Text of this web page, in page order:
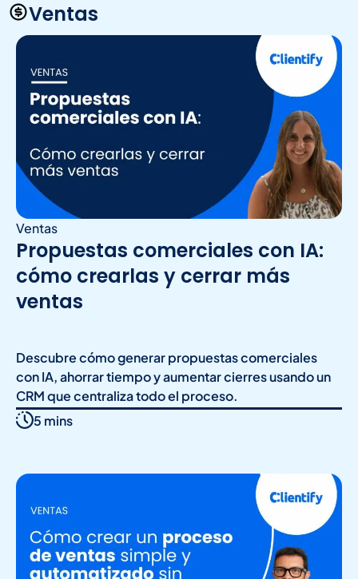
Ventas
Ventas
Propuestas comerciales con IA:
cómo crearlas y cerrar más
ventas
Descubre cómo generar propuestas comerciales
con IA, ahorrar tiempo y aumentar cierres usando un
CRM que centraliza todo el proceso.
5 mins